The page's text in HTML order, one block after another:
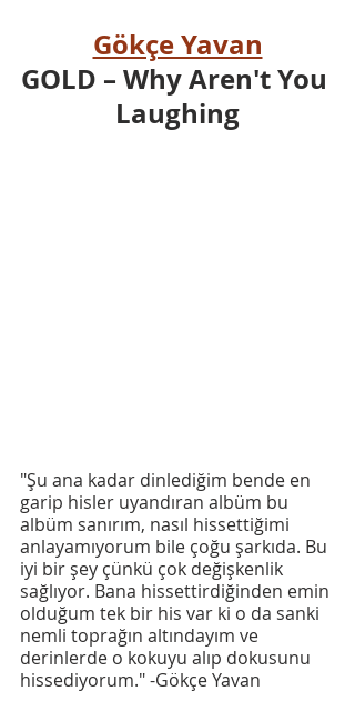
Gökçe Yavan
GOLD – Why Aren't You
Laughing
"Şu ana kadar dinlediğim bende en
garip hisler uyandıran albüm bu
albüm sanırım, nasıl hissettiğimi
anlayamıyorum bile çoğu şarkıda. Bu
iyi bir şey çünkü çok değişkenlik
sağlıyor. Bana hissettirdiğinden emin
olduğum tek bir his var ki o da sanki
nemli toprağın altındayım ve
derinlerde o kokuyu alıp dokusunu
hissediyorum." -Gökçe Yavan